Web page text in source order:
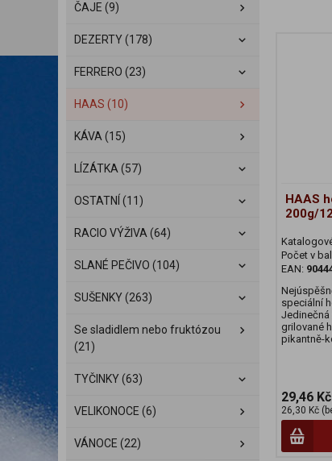
ČAJE (9)
DEZERTY (178)
FERRERO (23)
HAAS (10)
KÁVA (15)
LÍZÁTKA (57)
OSTATNÍ (11)
RACIO VÝŽIVA (64)
SLANÉ PEČIVO (104)
SUŠENKY (263)
Se sladidlem nebo fruktózou
(21)
TYČINKY (63)
VELIKONOCE (6)
VÁNOCE (22)
HAAS
200g/
Počet v
EAN:
speciální
grilované
pikantně-
29,46 Kč
26,30 Kč